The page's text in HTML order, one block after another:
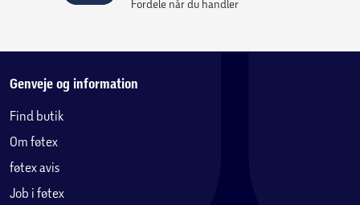
Fordele når du handler
Genveje og information
Find butik
Om føtex
føtex avis
Job i føtex